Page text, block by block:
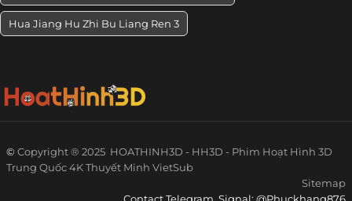
Hua Jiang Hu Zhi Bu Liang Ren 3
© Copyright ® 2025 HOATHINH3D - HH3D - Phim Hoạt Hình 3D
Trung Quốc 4K Thuyết Minh VietSub
Sitemap